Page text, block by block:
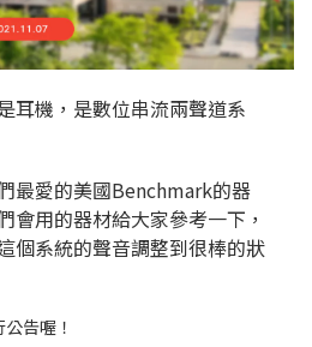
耳機，是數位串流兩聲道系
最愛的美國Benchmark的器
會用的器材給大家參考一下，
個系統的聲音調整到很棒的狀
告喔！